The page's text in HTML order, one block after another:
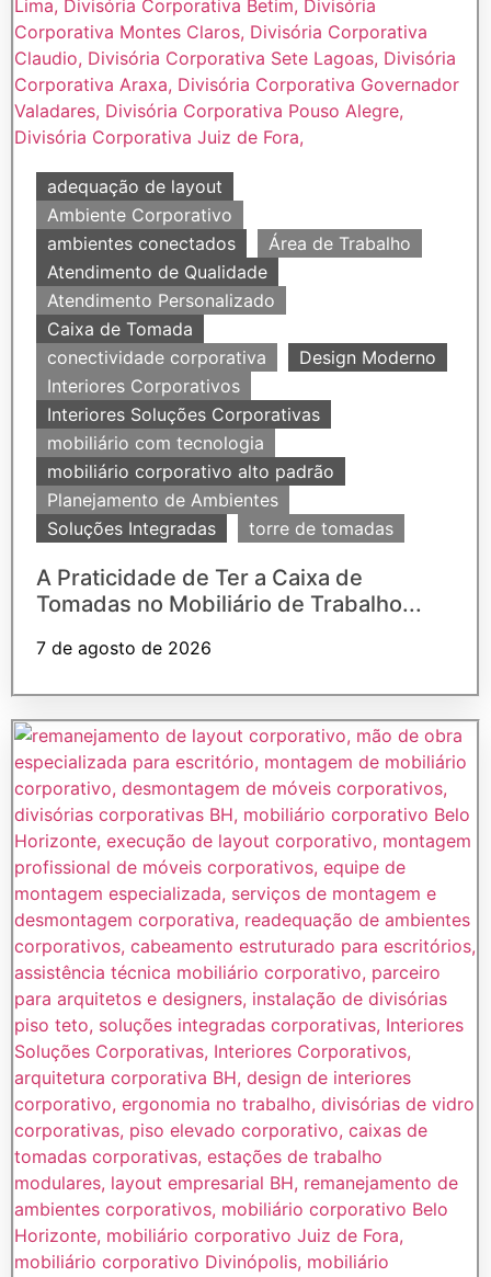
adequação de layout
Ambiente Corporativo
ambientes conectados
Área de Trabalho
Atendimento de Qualidade
Atendimento Personalizado
Caixa de Tomada
conectividade corporativa
Design Moderno
Interiores Corporativos
Interiores Soluções Corporativas
mobiliário com tecnologia
mobiliário corporativo alto padrão
Planejamento de Ambientes
Soluções Integradas
torre de tomadas
A Praticidade de Ter a Caixa de
Tomadas no Mobiliário de Trabalho...
7 de agosto de 2026